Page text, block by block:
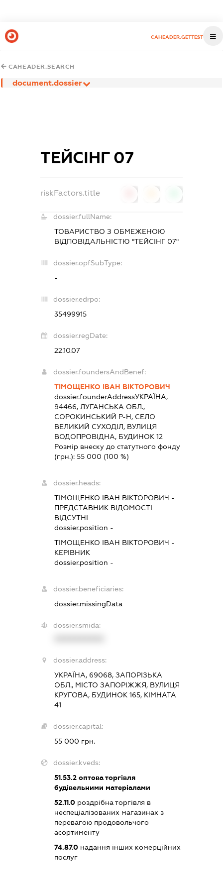
CAHEADER.GETTEST
CAHEADER.SEARCH
document.dossier
ТЕЙСІНГ 07
riskFactors.title
dossier.fullName:
ТОВАРИСТВО З ОБМЕЖЕНОЮ
ВІДПОВІДАЛЬНІСТЮ "ТЕЙСІНГ 07"
dossier.opfSubType:
-
dossier.edrpo:
35499915
dossier.regDate:
22.10.07
dossier.foundersAndBenef:
ТІМОЩЕНКО ІВАН ВІКТОРОВИЧ
dossier.founderAddressУКРАЇНА,
94466, ЛУГАНСЬКА ОБЛ.,
СОРОКИНСЬКИЙ Р-Н, СЕЛО
ВЕЛИКИЙ СУХОДІЛ, ВУЛИЦЯ
ВОДОПРОВІДНА, БУДИНОК 12
Розмір внеску до статутного фонду
(грн.):55 000 (100 %)
dossier.heads:
ТІМОЩЕНКО ІВАН ВІКТОРОВИЧ -
ПРЕДСТАВНИК ВІДОМОСТІ
ВІДСУТНІ
dossier.position -
ТІМОЩЕНКО ІВАН ВІКТОРОВИЧ -
КЕРІВНИК
dossier.position -
dossier.beneficiaries:
dossier.missingData
dossier.smida:
dossier.address:
УКРАЇНА, 69068, ЗАПОРІЗЬКА
ОБЛ., МІСТО ЗАПОРІЖЖЯ, ВУЛИЦЯ
КРУГОВА, БУДИНОК 165, КІМНАТА
41
dossier.capital:
55 000 грн.
dossier.kveds:
51.53.2 оптова торгівля
будівельними матеріалами
52.11.0 роздрібна торгівля в
неспеціалізованих магазинах з
перевагою продовольчого
асортименту
74.87.0 надання інших комерційних
послуг